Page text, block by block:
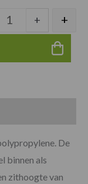
+ +
De
binnen als
zithoogte van